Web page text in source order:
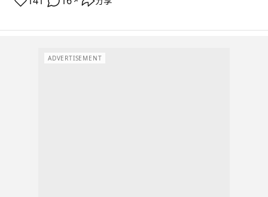
ADVERTISEMENT